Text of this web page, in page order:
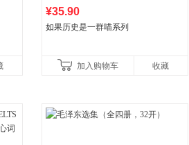
¥35.90
如果历史是一群喵系列
加入购物车 收藏